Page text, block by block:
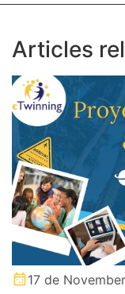
Articles
17 de